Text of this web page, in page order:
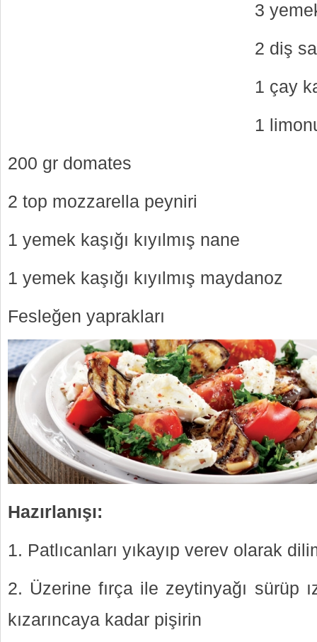
3
2 diş
1 çay
1
200 gr domates
2 top mozzarella peyniri
1 yemek kaşığı kıyılmış nane
1 yemek kaşığı kıyılmış maydanoz
Fesleğen yaprakları
Hazırlanışı:
Patlıcanları yıkayıp verev olarak
Üzerine fırça ile zeytinyağı sürüp
kızarıncaya kadar pişirin